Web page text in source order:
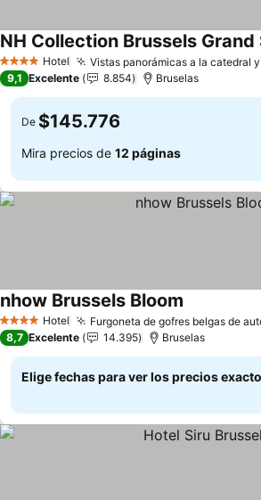
4 EstrellasHotel Vistas panorámicas a la catedral
NH Collection Brussels Grand
9,1 Excelente 8.854 Bruselas
De $145.776
Mira precios de 12 páginas
4 EstrellasHotel Furgoneta de gofres belgas de
nhow Brussels Bloom
8,7 Excelente 14.395 Bruselas
Elige fechas para ver los precios